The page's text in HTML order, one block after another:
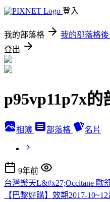
登入
我的部落格 我的部落格後
登出
p95vp11p7x的
相簿 部落格 名片
9年前
台灣樂天L&#x27;Occitane 歐
【巴黎好購】效期2017-10~12